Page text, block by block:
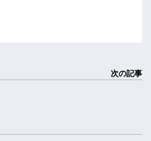
次の記事